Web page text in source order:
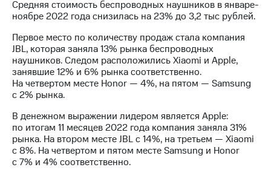
и акционерам
Корпоративное
управление
Корпоративный
секретарь
Раскрытие
Информация
акционерам
Документы
ПАО
"МТС"
Средняя стоимость беспроводных наушников в январе-
ноябре 2022 года снизилась на 23% до 3,2 тыс рублей.
Первое место по количеству продаж стала компания
JBL, которая заняла 13% рынка беспроводных
наушников. Следом расположились Xiaomi и Apple,
занявшие 12% и 6% рынка соответственно.
На четвертом месте Honor — 4%, на пятом — Samsung
с 2% рынка.
В денежном выражении лидером является Apple:
по итогам 11 месяцев 2022 года компания заняла 31%
рынка. На втором месте JBL с 14%, на третьем — Xiaomi
с 8%. На четвертом и пятом месте Samsung и Honor
с 7% и 4% соответственно.